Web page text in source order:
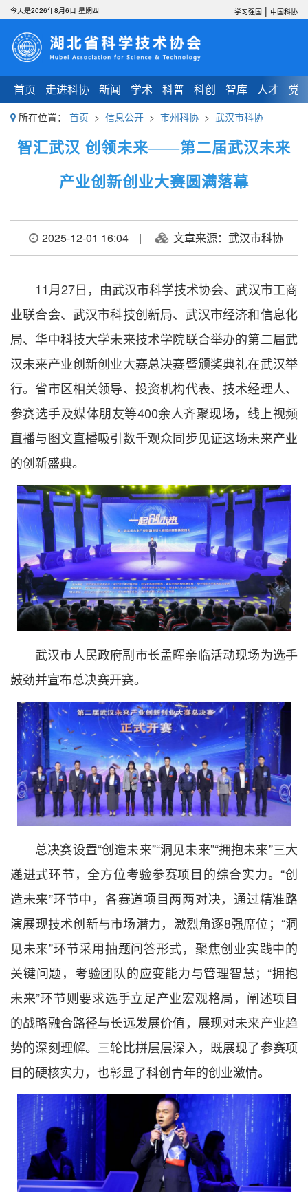
首页 走进科协 新闻 学术 科普 科创 智库 人才 党
今天是2026年8月6日 星期四 学习强国 | 中国科协
所在位置： 首页 > 信息公开 > 市州科协 > 武汉市科协
智汇武汉 创领未来——第二届武汉未来
产业创新创业大赛圆满落幕
2025-12-01 16:04 | 文章来源：武汉市科协
11月27日，由武汉市科学技术协会、武汉市工商
业联合会、武汉市科技创新局、武汉市经济和信息化
局、华中科技大学未来技术学院联合举办的第二届武
汉未来产业创新创业大赛总决赛暨颁奖典礼在武汉举
行。省市区相关领导、投资机构代表、技术经理人、
参赛选手及媒体朋友等400余人齐聚现场，线上视频
直播与图文直播吸引数千观众同步见证这场未来产业
的创新盛典。
武汉市人民政府副市长孟晖亲临活动现场为选手
鼓劲并宣布总决赛开赛。
总决赛设置“创造未来”“洞见未来”“拥抱未来”三大
递进式环节，全方位考验参赛项目的综合实力。“创
造未来”环节中，各赛道项目两两对决，通过精准路
演展现技术创新与市场潜力，激烈角逐8强席位；“洞
见未来”环节采用抽题问答形式，聚焦创业实践中的
关键问题，考验团队的应变能力与管理智慧；“拥抱
未来”环节则要求选手立足产业宏观格局，阐述项目
的战略融合路径与长远发展价值，展现对未来产业趋
势的深刻理解。三轮比拼层层深入，既展现了参赛项
目的硬核实力，也彰显了科创青年的创业激情。